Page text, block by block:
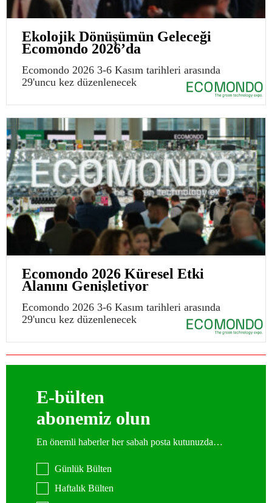
Ekolojik Dönüşümün Geleceği
Ecomondo 2026’da
Ecomondo 2026 3-6 Kasım tarihleri arasında
29'uncu kez düzenlenecek
Ecomondo 2026 Küresel Etki
Alanını Genişletiyor
Ecomondo 2026 3-6 Kasım tarihleri arasında
29'uncu kez düzenlenecek
E-bülten
abonemiz olun
En önemli haberler her sabah posta kutunuzda…
Günlük Bülten
Haftalık Bülten